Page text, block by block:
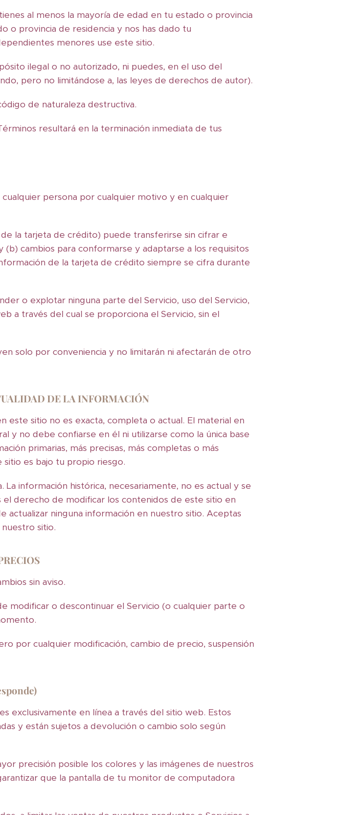
al menos la mayoría de edad en tu estado o provincia
o provincia de residencia y nos has dado tu
menores use este sitio.
ilegal o no autorizado, ni puedes, en el uso del
pero no limitándose a, las leyes de derechos de autor).
de naturaleza destructiva.
resultará en la terminación inmediata de tus
persona por cualquier motivo y en cualquier
la tarjeta de crédito) puede transferirse sin cifrar e
(b) cambios para conformarse y adaptarse a los requisitos
de la tarjeta de crédito siempre se cifra durante
o explotar ninguna parte del Servicio, uso del Servicio,
a través del cual se proporciona el Servicio, sin el
solo por conveniencia y no limitarán ni afectarán de otro
DE LA INFORMACIÓN
este sitio no es exacta, completa o actual. El material en
y no debe confiarse en él ni utilizarse como la única base
primarias, más precisas, más completas o más
es bajo tu propio riesgo.
información histórica, necesariamente, no es actual y se
derecho de modificar los contenidos de este sitio en
ninguna información en nuestro sitio. Aceptas
sitio.
sin aviso.
modificar o descontinuar el Servicio (o cualquier parte o
por cualquier modificación, cambio de precio, suspensión
exclusivamente en línea a través del sitio web. Estos
y están sujetos a devolución o cambio solo según
precisión posible los colores y las imágenes de nuestros
que la pantalla de tu monitor de computadora